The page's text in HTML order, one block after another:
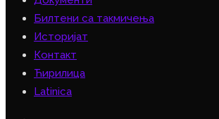
Билтени са такмичења
Историјат
Контакт
Ћирилица
Latinica